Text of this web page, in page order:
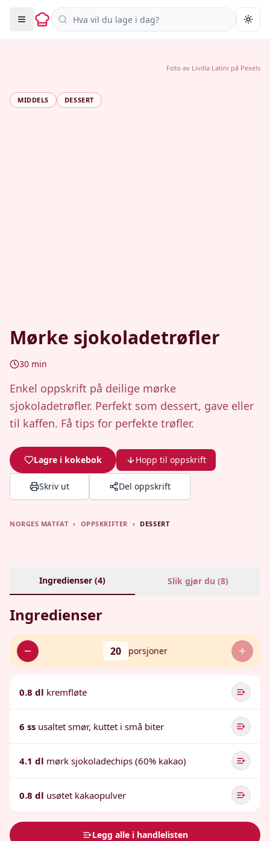
Søk i oppskrifter
MIDDELS DESSERT
Mørke sjokoladetrøfler
30 min
Enkel oppskrift på deilige mørke
sjokoladetrøfler. Perfekt som dessert, gave eller
til kaffen. Få tips for perfekte trøfler.
Lagre i kokebok Hopp til oppskrift
Skriv ut Del oppskrift
Foto av Livilla Latini på Pexels
NORGES MATFAT › OPPSKRIFTER › DESSERT
Ingredienser (4) Slik gjør du (8)
Ingredienser
20 porsjoner
0.8 dl kremfløte
6 ss usaltet smør, kuttet i små biter
4.1 dl mørk sjokoladechips (60% kakao)
0.8 dl usøtet kakaopulver
Legg alle i handlelisten